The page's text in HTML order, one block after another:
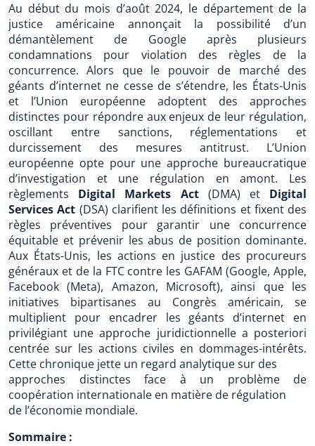
Au début du mois d’août 2024, le département de la
justice américaine annonçait la possibilité d’un
démantèlement de Google après plusieurs
condamnations pour violation des règles de la
concurrence. Alors que le pouvoir de marché des
géants d’internet ne cesse de s’étendre, les États-Unis
et l’Union européenne adoptent des approches
distinctes pour répondre aux enjeux de leur régulation,
oscillant entre sanctions, réglementations et
durcissement des mesures antitrust. L’Union
européenne opte pour une approche bureaucratique
d’investigation et une régulation en amont. Les
règlements Digital Markets Act(DMA) et Digital
Services Act (DSA) clarifient les définitions et fixent des
règles préventives pour garantir une concurrence
équitable et prévenir les abus de position dominante.
Aux États-Unis, les actions en justice des procureurs
généraux et de la FTC contre les GAFAM (Google, Apple,
Facebook (Meta), Amazon, Microsoft), ainsi que les
initiatives bipartisanes au Congrès américain, se
multiplient pour encadrer les géants d’internet en
privilégiant une approche juridictionnelle a posteriori
centrée sur les actions civiles en dommages-intérêts.
Cette chronique jette un regard analytique sur des
approches distinctes face à un problème de
coopération internationale en matière de régulation
de l’économie mondiale.
Sommaire :